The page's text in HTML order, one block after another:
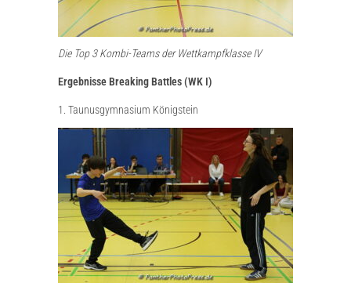
Die Top 3 Kombi-Teams der Wettkampfklasse IV
Ergebnisse Breaking Battles (WK I)
1. Taunusgymnasium Königstein